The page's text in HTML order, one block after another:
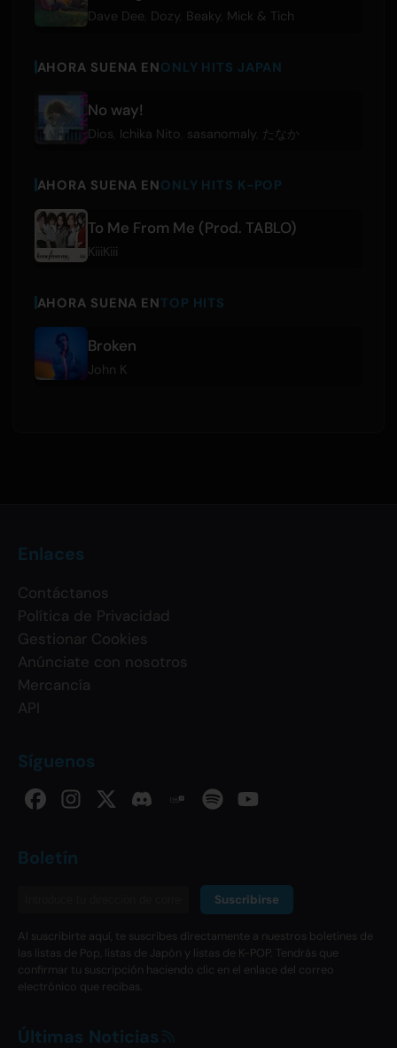
Dave Dee Dozy, Beaky, Mick & Tich
AHORA SUENA ENONLY HITS JAPAN
No way!
Dios Ichika Nito sasanomaly, たなか
AHORA SUENA ENONLY HITS K-POP
To Me From Me (Prod. TABLO)
KiiiKiii
AHORA SUENA ENTOP HITS
Broken
John K
Enlaces
Contáctanos
Política de Privacidad
Gestionar Cookies
Anúnciate con nosotros
Mercancía
API
Síguenos
Boletín
Suscribirse
Al suscribirte aquí, te suscribes directamente a nuestros boletines de
las listas de Pop, listas de Japón y listas de K-POP. Tendrás que
confirmar tu suscripción haciendo clic en el enlace del correo
electrónico que recibas.
Últimas Noticias